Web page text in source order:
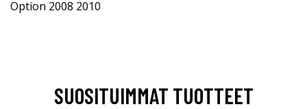
Option 2008 2010
SUOSITUIMMAT TUOTTEET